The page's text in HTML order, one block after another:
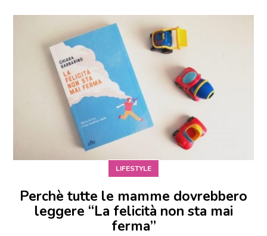
LIFESTYLE
Perchè tutte le mamme dovrebbero
leggere “La felicità non sta mai
ferma”